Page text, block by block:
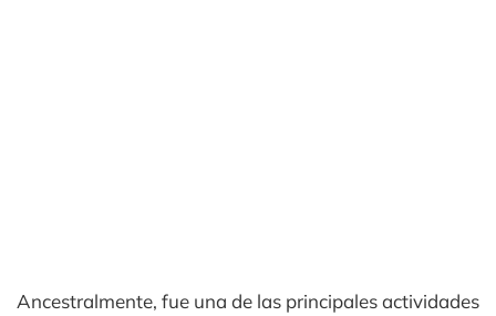
Ancestralmente, fue una de las principales actividades